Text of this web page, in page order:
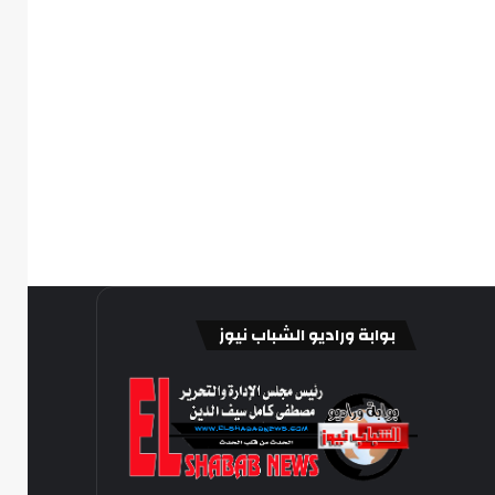
بوابة وراديو الشباب نيوز